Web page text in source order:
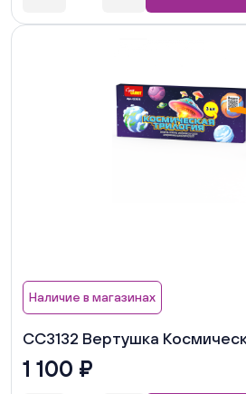
Наличие в магазинах
СС3132 Вертушка
1 100 ₽